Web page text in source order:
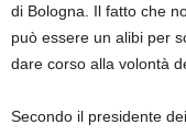
di Bologna. Il fatto che
può essere un alibi per
dare corso alla volontà
Secondo il presidente